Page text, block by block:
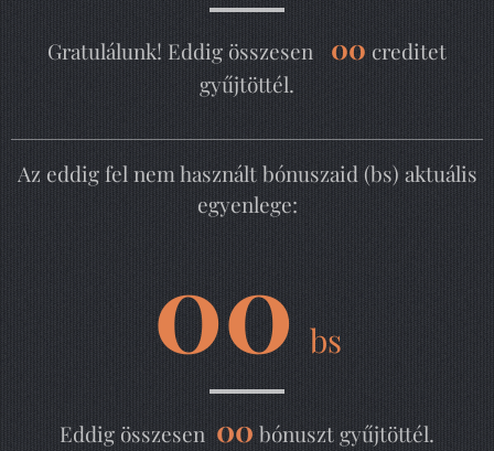
Gratulálunk! Eddig összesen 00 creditet
gyűjtöttél.
Az eddig fel nem használt bónuszaid (bs) aktuális
egyenlege:
00 bs
Eddig összesen 00bónuszt gyűjtöttél.